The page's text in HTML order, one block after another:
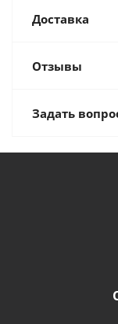
Доставка
Отзывы
Задать